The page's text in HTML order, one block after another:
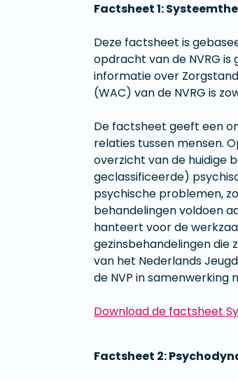
Factsheet 1:
Deze factsheet is
opdracht van de NVRG is
informatie over
(WAC) van de NVRG is
De factsheet geeft een
relaties tussen mensen.
overzicht van de huidige
geclassificeerde)
psychische problemen,
behandelingen voldoen
hanteert voor de
gezinsbehandelingen die
van het Nederlands
de NVP in
Download de factsheet
Factsheet 2: